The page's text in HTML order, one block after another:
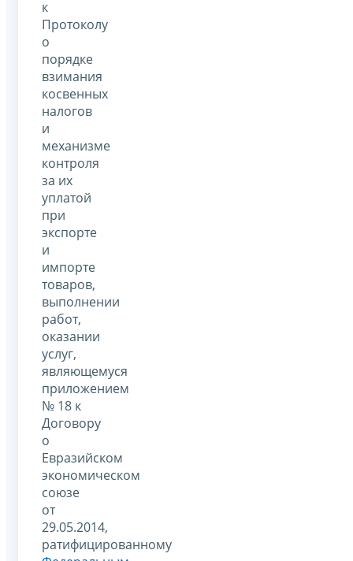
к
Протоколу
о
порядке
взимания
косвенных
налогов
и
механизме
контроля
за их
уплатой
при
экспорте
и
импорте
товаров,
выполнении
работ,
оказании
услуг,
являющемуся
приложением
№ 18 к
Договору
о
Евразийском
экономическом
союзе
от
29.05.2014,
ратифицированному